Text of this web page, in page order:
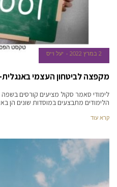
2 במרץ 2022 יעל וייס
מקפצה לביטחון העצמי
לימודי סאמר סקול מציעים קורסים
הלימודים מתבצעים במוסדות שונים הן
קרא עוד